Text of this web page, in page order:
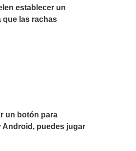
establecer un
las rachas
un botón para
Android, puedes jugar